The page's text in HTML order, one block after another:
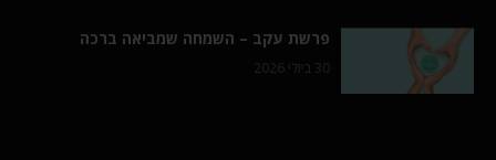
פרשת עקב – השמחה שמביאה ברכה